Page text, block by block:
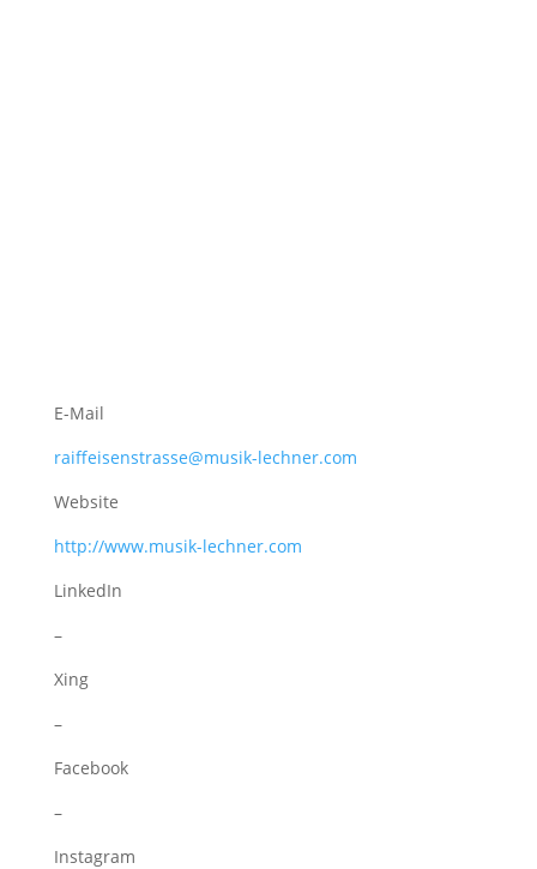
E-Mail
raiffeisenstrasse@musik-lechner.com
Website
http://www.musik-lechner.com
LinkedIn
–
Xing
–
Facebook
–
Instagram